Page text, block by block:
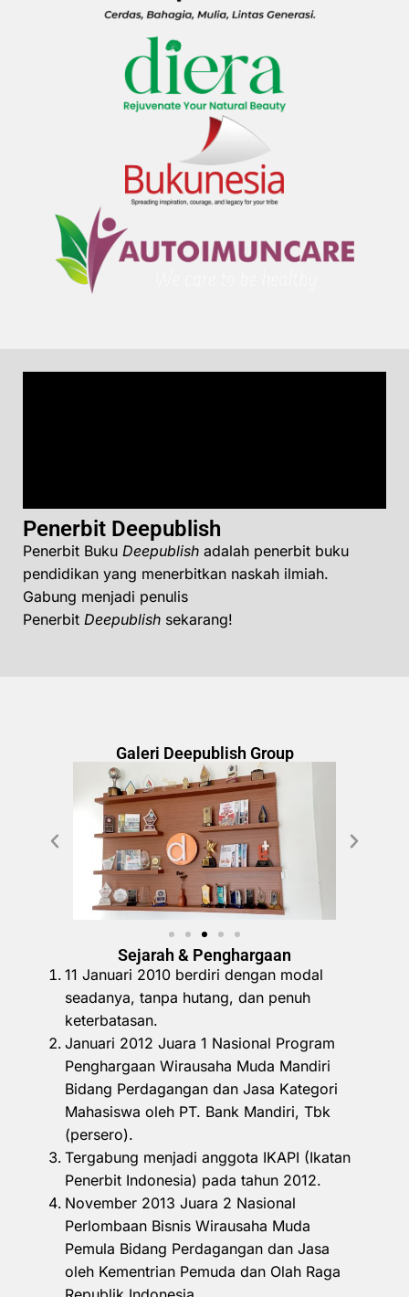
Penerbit Deepublish
Penerbit Buku Deepublish adalah penerbit buku
pendidikan yang menerbitkan naskah ilmiah.
Gabung menjadi penulis
Penerbit Deepublish sekarang!
Galeri Deepublish Group
Sejarah & Penghargaan
11 Januari 2010 berdiri dengan modal
seadanya, tanpa hutang, dan penuh
keterbatasan.
Januari 2012 Juara 1 Nasional Program
Penghargaan Wirausaha Muda Mandiri
Bidang Perdagangan dan Jasa Kategori
Mahasiswa oleh PT. Bank Mandiri, Tbk
(persero).
Tergabung menjadi anggota IKAPI (Ikatan
Penerbit Indonesia) pada tahun 2012.
November 2013 Juara 2 Nasional
Perlombaan Bisnis Wirausaha Muda
Pemula Bidang Perdagangan dan Jasa
oleh Kementrian Pemuda dan Olah Raga